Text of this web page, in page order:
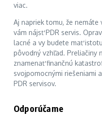
viac.
Aj napriek tomu, že
vám nájsť PDR servis.
lacné a vy budete mať
pôvodný vzhľad. Preliačiny
znamenať finančnú
svojpomocnými riešeniami
PDR servisov.
Odporúčame